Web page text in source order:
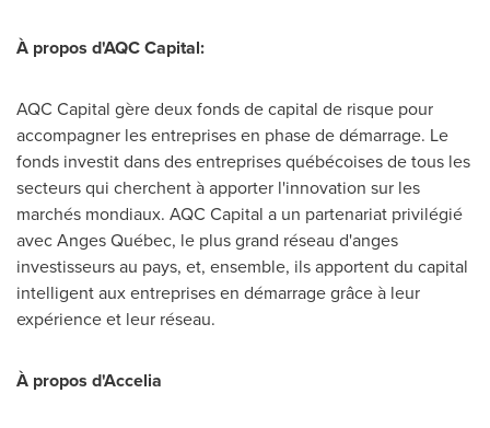
À propos d'AQC Capital:
AQC Capital gère deux fonds de capital de risque pour
accompagner les entreprises en phase de démarrage. Le
fonds investit dans des entreprises québécoises de tous les
secteurs qui cherchent à apporter l'innovation sur les
marchés mondiaux. AQC Capital a un partenariat privilégié
avec Anges Québec, le plus grand réseau d'anges
investisseurs au pays, et, ensemble, ils apportent du capital
intelligent aux entreprises en démarrage grâce à leur
expérience et leur réseau.
À propos d'Accelia